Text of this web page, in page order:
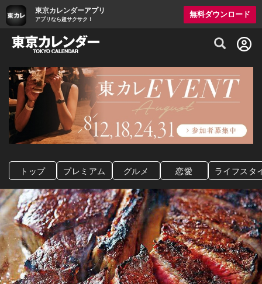
東京カレンダーアプリ
アプリなら超サクサク！
無料ダウンロード
グルメ情報・プレミアムレストラン予約
トップ プレミアム グルメ 恋愛 ライフスタ